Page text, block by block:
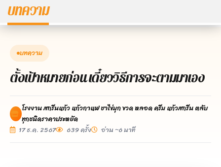
บทความ
บทความ
ตั้งเป้าหมายก่อน เดี๋ยววิธีการจะตามมาเอง
โรงงาน สกรีนแก้ว แก้วกาแฟ ชาไข่มุก ขวด หลอด ครีม แก้วสกรีน ตลับ
ทุกชนิดราคาประหยัด
17 ธ.ค. 2567
639 ครั้ง อ่าน ~6 นาที